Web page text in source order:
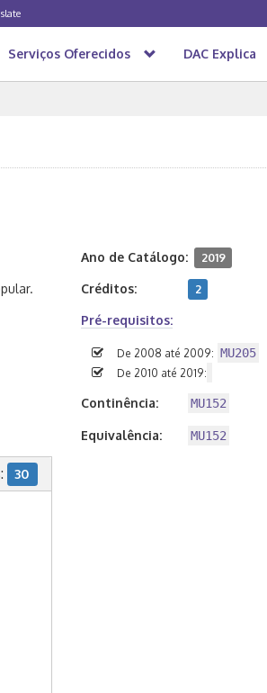
Serviços Oferecidos DAC Explica
Ano de Catálogo: 2019
Créditos: 2
Pré-requisitos:
De 2008 até 2009: MU205
De 2010 até 2019:
Continência: MU152
Equivalência: MU152
30